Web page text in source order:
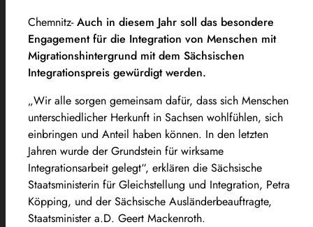
Chemnitz-Auch in diesem Jahr soll das besondere
Engagement für die Integration von Menschen mit
Migrationshintergrund mit dem Sächsischen
Integrationspreis gewürdigt werden.
„Wir alle sorgen gemeinsam dafür, dass sich Menschen
unterschiedlicher Herkunft in Sachsen wohlfühlen, sich
einbringen und Anteil haben können. In den letzten
Jahren wurde der Grundstein für wirksame
Integrationsarbeit gelegt“, erklären die Sächsische
Staatsministerin für Gleichstellung und Integration, Petra
Köpping, und der Sächsische Ausländerbeauftragte,
Staatsminister a.D. Geert Mackenroth.